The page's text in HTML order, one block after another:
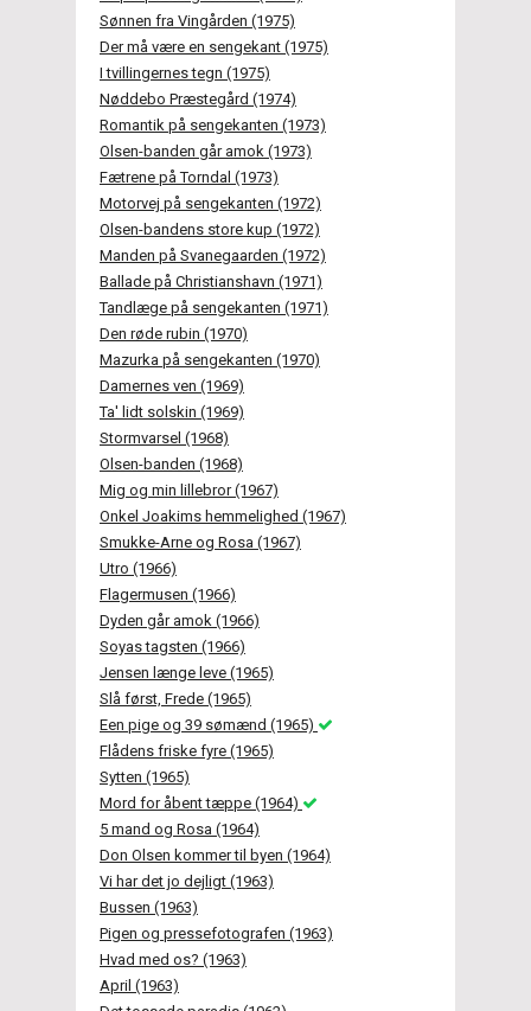
Sønnen fra Vingården (1975)
Der må være en sengekant (1975)
I tvillingernes tegn (1975)
Nøddebo Præstegård (1974)
Romantik på sengekanten (1973)
Olsen-banden går amok (1973)
Fætrene på Torndal (1973)
Motorvej på sengekanten (1972)
Olsen-bandens store kup (1972)
Manden på Svanegaarden (1972)
Ballade på Christianshavn (1971)
Tandlæge på sengekanten (1971)
Den røde rubin (1970)
Mazurka på sengekanten (1970)
Damernes ven (1969)
Ta' lidt solskin (1969)
Stormvarsel (1968)
Olsen-banden (1968)
Mig og min lillebror (1967)
Onkel Joakims hemmelighed (1967)
Smukke-Arne og Rosa (1967)
Utro (1966)
Flagermusen (1966)
Dyden går amok (1966)
Soyas tagsten (1966)
Jensen længe leve (1965)
Slå først, Frede (1965)
Een pige og 39 sømænd (1965)
Flådens friske fyre (1965)
Sytten (1965)
Mord for åbent tæppe (1964)
5 mand og Rosa (1964)
Don Olsen kommer til byen (1964)
Vi har det jo dejligt (1963)
Bussen (1963)
Pigen og pressefotografen (1963)
Hvad med os? (1963)
April (1963)